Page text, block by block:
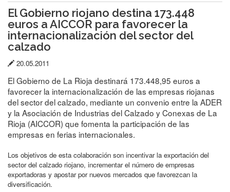
El Gobierno riojano destina 173.448
euros a AICCOR para favorecer la
internacionalización del sector del
calzado
Fecha
de
publicación:
20.05.2011
El Gobierno de La Rioja destinará 173.448,95 euros a
favorecer la internacionalización de las empresas riojanas
del sector del calzado, mediante un convenio entre la ADER
y la Asociación de Industrias del Calzado y Conexas de La
Rioja (AICCOR) que fomenta la participación de las
empresas en ferias internacionales.
Los objetivos de esta colaboración son incentivar la exportación del
sector del calzado riojano, incrementar el número de empresas
exportadoras y apostar por nuevos mercados que favorezcan la
diversificación.